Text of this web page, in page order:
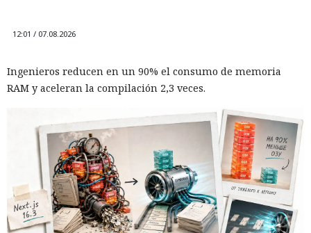
12:01 / 07.08.2026
Ingenieros reducen en un 90% el consumo de memoria
RAM y aceleran la compilación 2,3 veces.